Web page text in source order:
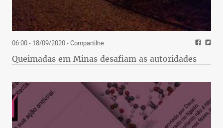
06:00 - 18/09/2020- Compartilhe
Queimadas em Minas desafiam as autoridades